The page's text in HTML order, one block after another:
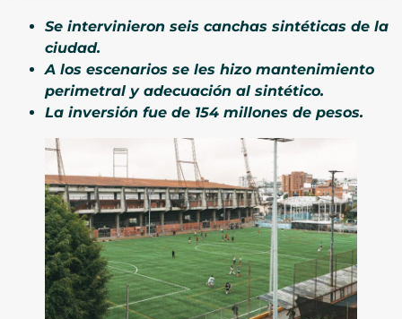
Se intervinieron seis canchas sintéticas de la
ciudad.
A los escenarios se les hizo mantenimiento
perimetral y adecuación al sintético.
La inversión fue de 154 millones de pesos.